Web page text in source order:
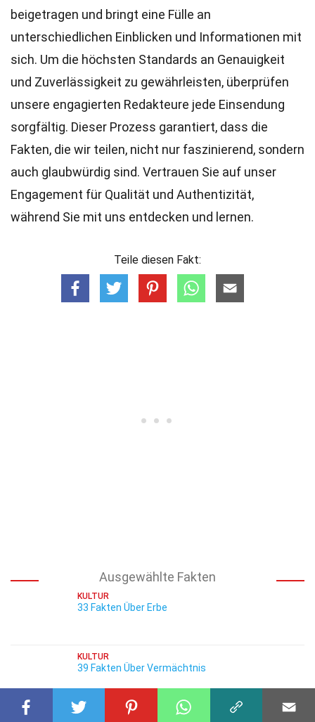
beigetragen und bringt eine Fülle an
unterschiedlichen Einblicken und Informationen mit
sich. Um die höchsten Standards an Genauigkeit
und Zuverlässigkeit zu gewährleisten, überprüfen
unsere engagierten Redakteure jede Einsendung
sorgfältig. Dieser Prozess garantiert, dass die
Fakten, die wir teilen, nicht nur faszinierend, sondern
auch glaubwürdig sind. Vertrauen Sie auf unser
Engagement für Qualität und Authentizität,
während Sie mit uns entdecken und lernen.
Teile diesen Fakt:
Ausgewählte Fakten
KULTUR
33 Fakten Über Erbe
KULTUR
39 Fakten Über Vermächtnis